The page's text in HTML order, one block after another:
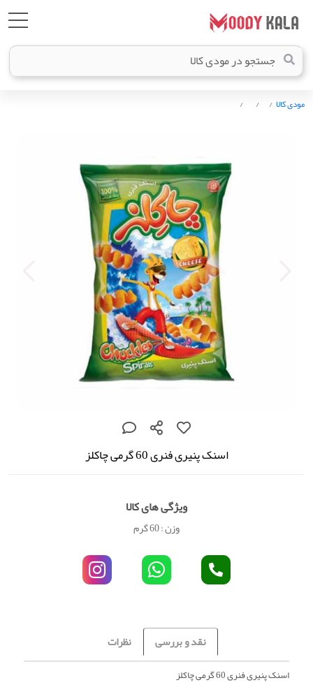
مودی کالا
اسنک پنیری فنری 60 گرمی چاکلز
ویژگی های کالا
وزن : 60 گرم
نقد و بررسی نظرات
اسنک پنیری فنری 60 گرمی چاکلز